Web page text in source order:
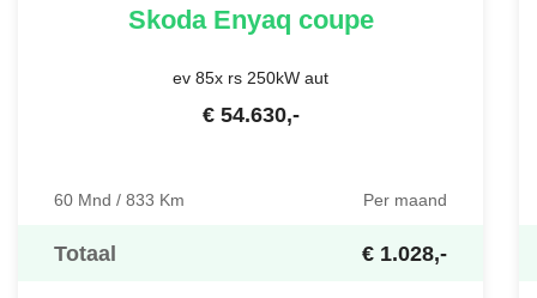
SkodaEnyaq coupe
ev 85x rs 250kW aut
€ 54.630,-
60 Mnd / 833 Km Per maand
Totaal € 1.028,-